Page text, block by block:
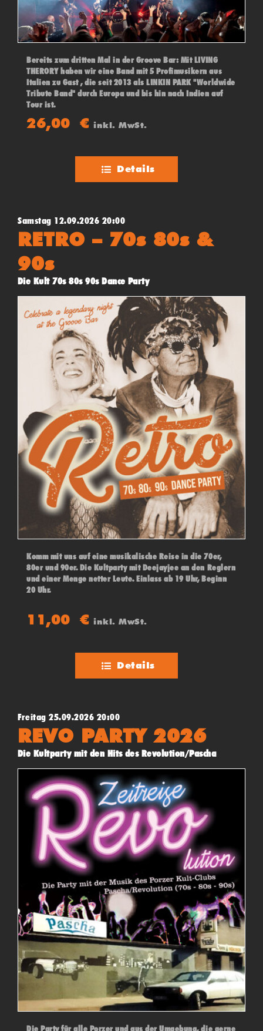
Bereits zum dritten Mal in der Groove Bar: Mit LIVING
THERORY haben wir eine Band mit 5 Profimusikern aus
Italien zu Gast , die seit 2013 als LINKIN PARK "Worldwide
Tribute Band" durch Europa und bis hin nach Indien auf
Tour ist.
Detail! LIVING THEORY bringen Linkin Park auf dem Punkt
26,00€ inkl. MwSt.
Details
Samstag 12.09.2026 20:00
RETRO – 70s 80s &
90s
Die Kult 70s 80s 90s Dance Party
Komm mit uns auf eine musikalische Reise in die 70er,
80er und 90er. Die Kultparty mit Deejayjee an den Reglern
und einer Menge netter Leute. Einlass ab 19 Uhr, Beginn
20 Uhr.
11,00€ inkl. MwSt.
Details
Freitag 25.09.2026 20:00
REVO PARTY 2026
Die Kultparty mit den Hits des Revolution/Pascha
Die Party für alle Porzer und aus der Umgebung, die gerne